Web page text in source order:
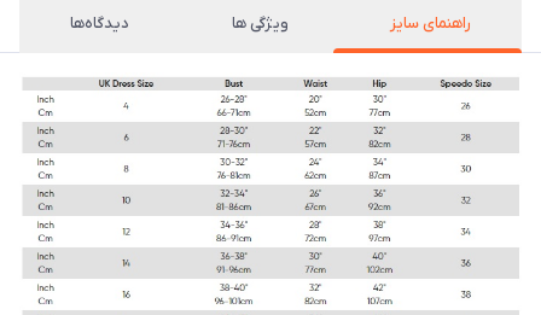
راهنمای سایز ویژگی ها دیدگاه‌ها